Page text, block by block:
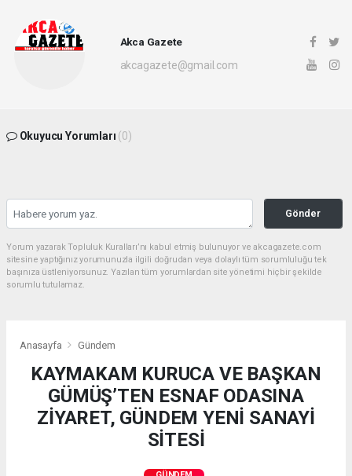
Akca Gazete
akcagazete@gmail.com
Okuyucu Yorumları (0)
Gönder
Yorum yazarak Topluluk Kuralları’nı kabul etmiş bulunuyor ve akcagazete.com
sitesine yaptığınız yorumunuzla ilgili doğrudan veya dolaylı tüm sorumluluğu tek
başınıza üstleniyorsunuz. Yazılan tüm yorumlardan site yönetimi hiçbir şekilde
sorumlu tutulamaz.
Anasayfa Gündem
KAYMAKAM KURUCA VE BAŞKAN
GÜMÜŞ’TEN ESNAF ODASINA
ZİYARET, GÜNDEM YENİ SANAYİ
SİTESİ